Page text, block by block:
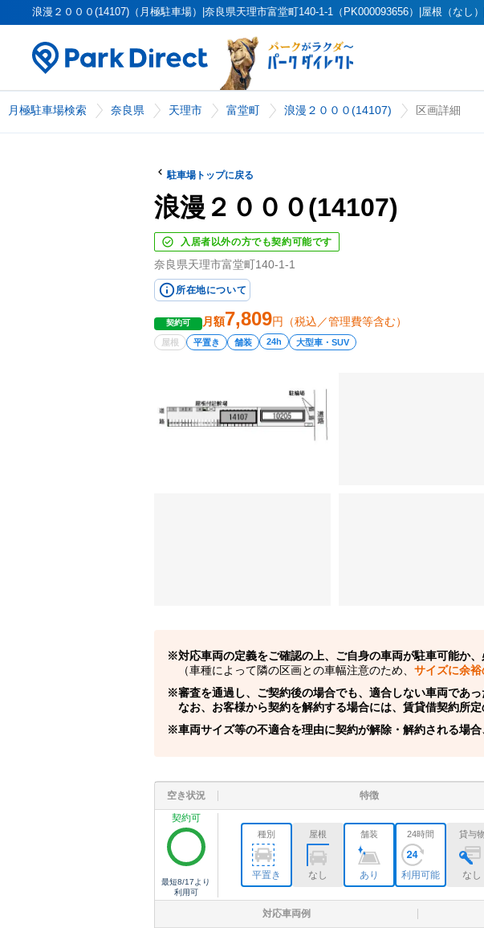
浪漫２０００(14107)（月極駐車場）|奈良県天理市富堂町140-1-1（PK000093656）|屋根（なし
月極駐車場検索 奈良県 天理市 富堂町 浪漫２０００(14107) 区画詳細
駐車場トップに戻る
浪漫２０００(14107)
入居者以外の方でも契約可能です
奈良県天理市富堂町140-1-1
所在地について
契約可 月額7,809円（税込／管理費等含む）
屋根 平置き 舗装 24h 大型車・SUV
対応車両の定義をご確認の上、ご自身の車両が駐車可能か
（車種によって隣の区画との車幅注意のため、 サイズに余
審査を通過し、ご契約後の場合でも、適合しない車両であ
なお、お客様から契約を解約する場合には、賃貸借契約所定
車両サイズ等の不適合を理由に契約が解除・解約される場合
空き状況 特徴
契約可
最短8/17 より
利用可
種別
平置き
屋根
なし
舗装
あり
24時間
利用可能
貸与物
なし
対応車両例